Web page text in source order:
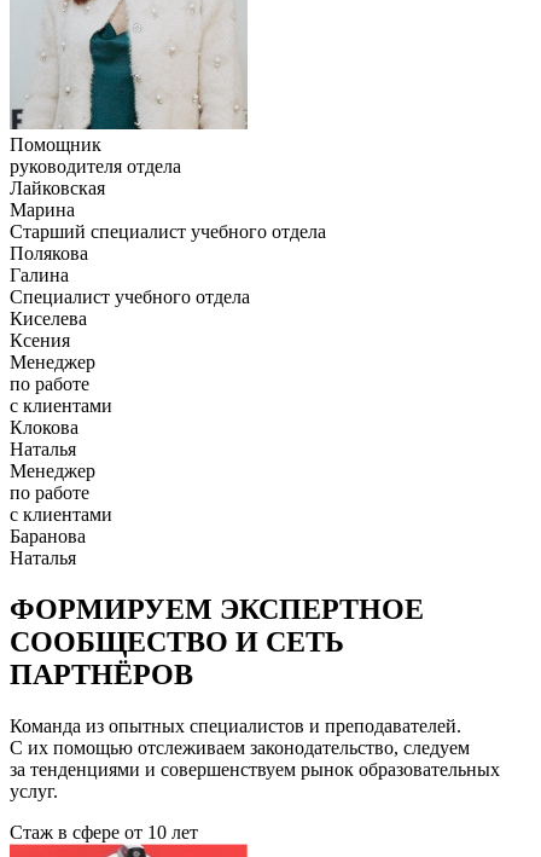
Помощник
руководителя отдела
Лайковская
Марина
Старший специалист учебного отдела
Полякова
Галина
Специалист учебного отдела
Киселева
Ксения
Менеджер
по работе
с клиентами
Клокова
Наталья
Менеджер
по работе
с клиентами
Баранова
Наталья
ФОРМИРУЕМ ЭКСПЕРТНОЕ
СООБЩЕСТВО И СЕТЬ
ПАРТНЁРОВ
Команда из опытных специалистов и преподавателей.
С их помощью отслеживаем законодательство, следуем
за тенденциями и совершенствуем рынок образовательных
услуг.
Стаж в сфере от 10 лет